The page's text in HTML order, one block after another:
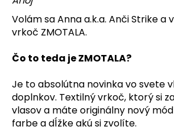
Volám sa Anna a.k.a. Anči Strike a
vrkoč ZMOTALA.
Čo to teda je ZMOTALA?
Je to absolútna novinka vo svete
doplnkov. Textilný vrkoč, ktorý si
vlasov a máte originálny nový
farbe a dĺžke akú si zvolíte.
o
t
e
b
u
j
e